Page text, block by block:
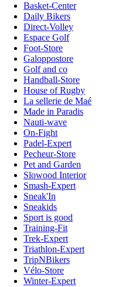
Basket-Center
Daily Bikers
Direct-Volley
Espace Golf
Foot-Store
Galoppostore
Golf and co
Handball-Store
House of Rugby
La sellerie de Maé
Made in Paradis
Nauti-wave
On-Fight
Padel-Expert
Pecheur-Store
Pet and Garden
Slowood Interior
Smash-Expert
Sneak'In
Sneakids
Sport is good
Training-Fit
Trek-Expert
Triathlon-Expert
TripNBikers
Vélo-Store
Winter-Expert